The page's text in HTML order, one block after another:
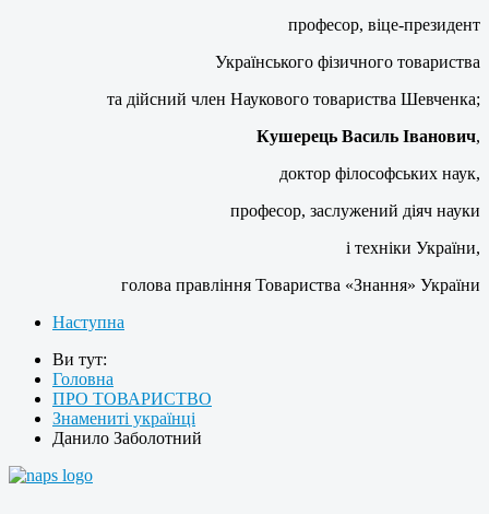
професор, віце-президент
Українського фізичного товариства
та дійсний член Наукового товариства Шевченка;
Кушерець Василь Іванович,
доктор філософських наук,
професор, заслужений діяч науки
і техніки України,
голова правління Товариства «Знання» України
Наступна
Ви тут:
Головна
ПРО ТОВАРИСТВО
Знамениті українці
Данило Заболотний